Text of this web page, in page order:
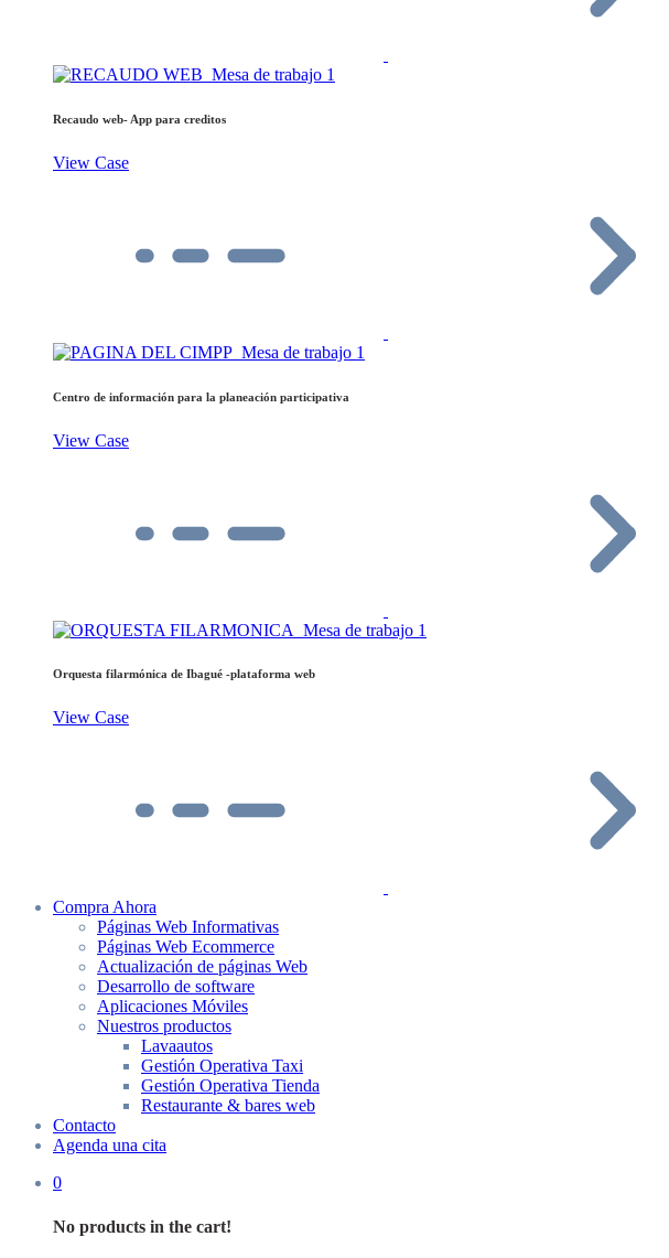
Recaudo web- App para creditos
View Case
Centro de información para la planeación participativa
View Case
Orquesta filarmónica de Ibagué -plataforma web
View Case
Compra Ahora
Páginas Web Informativas
Páginas Web Ecommerce
Actualización de páginas Web
Desarrollo de software
Aplicaciones Móviles
Nuestros productos
Lavaautos
Gestión Operativa Taxi
Gestión Operativa Tienda
Restaurante & bares web
Contacto
Agenda una cita
0
No products in the cart!